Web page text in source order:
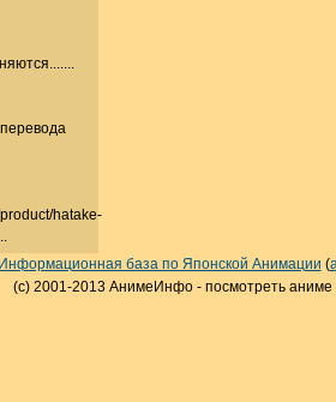
hatake-
Информационная база по Японской Анимации (
(c) 2001-2013 АнимеИнфо - посмотреть аниме